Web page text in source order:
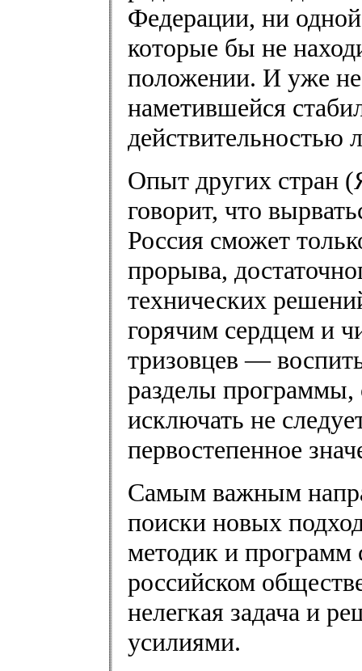
Федерации, ни одной
которые бы не
положении. И уже
наметившейся
Опыт других стран
говорит, что
Россия сможет
прорыва,
технических
горячим сердцем и
тризовцев —
разделы
исключать не
первостепенное
Самым важным
поиски новых
методик и программ
российском
нелегкая задача и
усилиями.